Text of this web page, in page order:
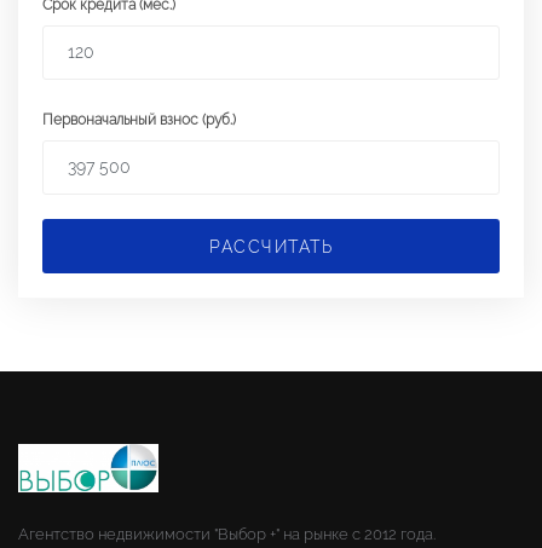
Срок кредита (мес.)
Первоначальный взнос (руб.)
РАССЧИТАТЬ
Агентство недвижимости "Выбор +" на рынке с 2012 года.